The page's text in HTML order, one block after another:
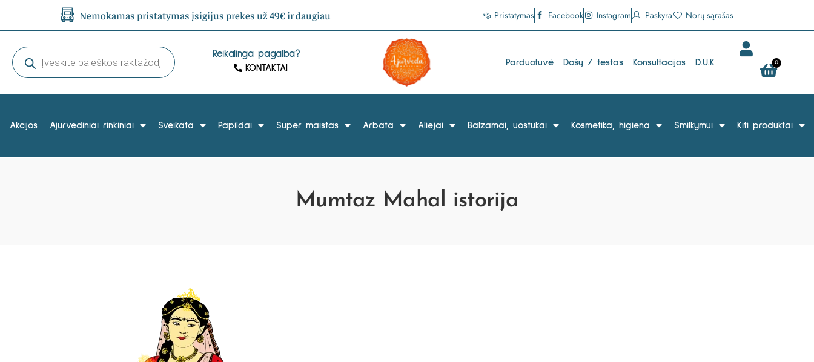
Nemokamas pristatymas įsigijus prekes už 49€ ir daugiau Pristatymas Facebook Instagram Paskyra Norų sąrašas
Reikalinga pagalba?
KONTAKTAI
Parduotuvė Došų / testas Konsultacijos D.U.K 0
Akcijos Ajurvediniai rinkiniai Sveikata Papildai Super maistas Arbata Aliejai Balzamai, uostukai Kosmetika, higiena Smilkymui Kiti produktai
Mumtaz Mahal istorija